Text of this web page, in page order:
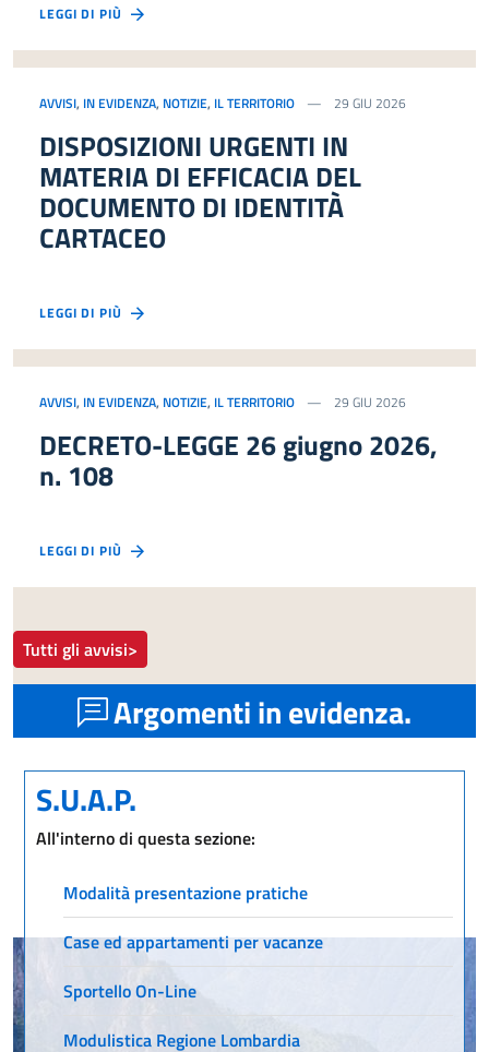
LEGGI DI PIÙ
AVVISI, IN EVIDENZA, NOTIZIE, IL TERRITORIO 29 GIU 2026
DISPOSIZIONI URGENTI IN
MATERIA DI EFFICACIA DEL
DOCUMENTO DI IDENTITÀ
CARTACEO
LEGGI DI PIÙ
AVVISI, IN EVIDENZA, NOTIZIE, IL TERRITORIO 29 GIU 2026
DECRETO-LEGGE 26 giugno 2026,
n. 108
LEGGI DI PIÙ
Tutti gli avvisi>
Argomenti in evidenza.
S.U.A.P.
All'interno di questa sezione:
Modalità presentazione pratiche
Case ed appartamenti per vacanze
Sportello On-Line
Modulistica Regione Lombardia